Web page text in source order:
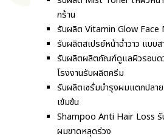
กร้าน
รับผลิต Vitamin Glow Face
รับผลิตสเปรย์หน้าฉ่ำวาว แบบส
รับผลิตผลิตภัณฑ์ดูแลผิวรอบด
โรงงานรับผลิตครีม
รับผลิตเซรั่มบำรุงผมแตกปลา
เข้มข้น
Shampoo Anti Hair Loss
ผมขาดหลุดร่วง